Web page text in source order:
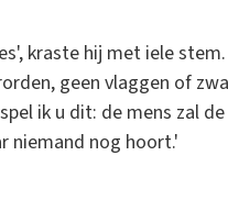
kraste hij met iele
geen vlaggen of
ik u dit: de mens zal
niemand nog hoort.'